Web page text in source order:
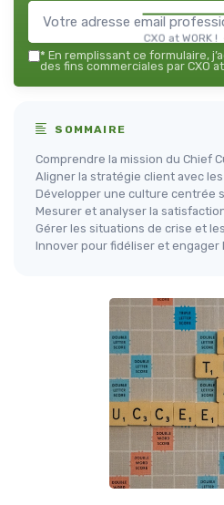
CXO at WORK
* En remplissant ce formulaire,
des fins commerciales par CXO
SOMMAIRE
Comprendre la mission du Chief
Aligner la stratégie client avec
Développer une culture centrée
Mesurer et analyser la
Gérer les situations de crise et
Innover pour fidéliser et engager